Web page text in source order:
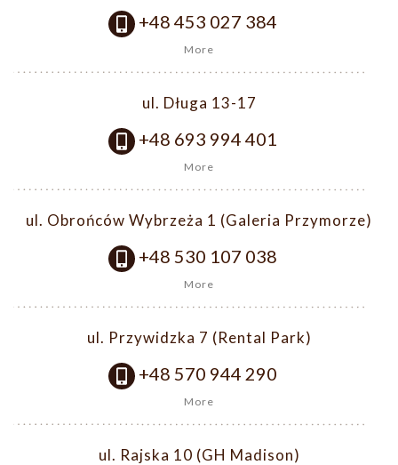
+48 453 027 384
More
ul. Długa 13-17
+48 693 994 401
More
ul. Obrońców Wybrzeża 1 (Galeria Przymorze)
+48 530 107 038
More
ul. Przywidzka 7 (Rental Park)
+48 570 944 290
More
ul. Rajska 10 (GH Madison)